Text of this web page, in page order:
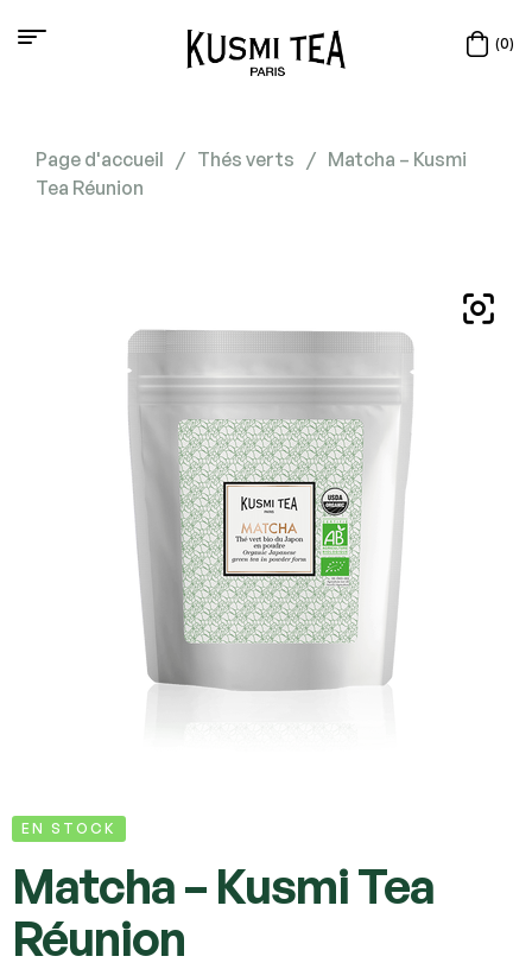
(0)
Page d'accueil / Thés verts / Matcha – Kusmi
Tea Réunion
EN STOCK
Matcha – Kusmi Tea
Réunion